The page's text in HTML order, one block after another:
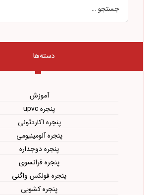
دسته‌ها
آموزش
پنجره upvc
پنجره آکاردئونی
پنجره آلومینیومی
پنجره دوجداره
پنجره فرانسوی
پنجره فولکس واگنی
پنجره کشویی